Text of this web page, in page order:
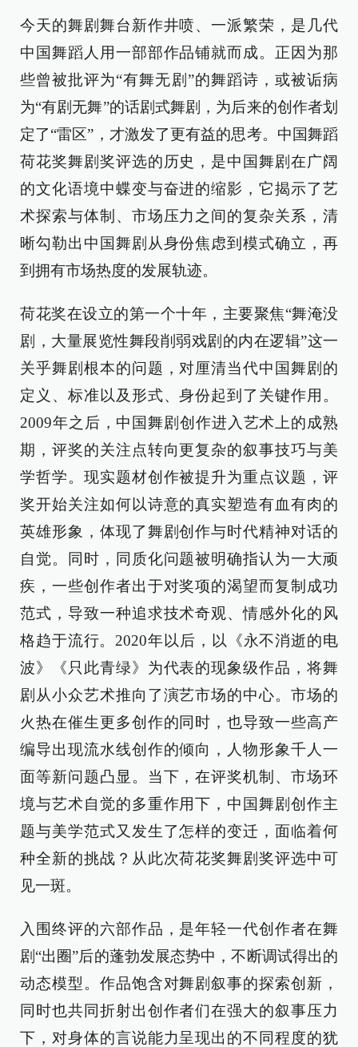
今天的舞剧舞台新作井喷、一派繁荣，是几代
中国舞蹈人用一部部作品铺就而成。正因为那
些曾被批评为“有舞无剧”的舞蹈诗，或被诟病
为“有剧无舞”的话剧式舞剧，为后来的创作者划
定了“雷区”，才激发了更有益的思考。中国舞蹈
荷花奖舞剧奖评选的历史，是中国舞剧在广阔
的文化语境中蝶变与奋进的缩影，它揭示了艺
术探索与体制、市场压力之间的复杂关系，清
晰勾勒出中国舞剧从身份焦虑到模式确立，再
到拥有市场热度的发展轨迹。
荷花奖在设立的第一个十年，主要聚焦“舞淹没
剧，大量展览性舞段削弱戏剧的内在逻辑”这一
关乎舞剧根本的问题，对厘清当代中国舞剧的
定义、标准以及形式、身份起到了关键作用。
2009年之后，中国舞剧创作进入艺术上的成熟
期，评奖的关注点转向更复杂的叙事技巧与美
学哲学。现实题材创作被提升为重点议题，评
奖开始关注如何以诗意的真实塑造有血有肉的
英雄形象，体现了舞剧创作与时代精神对话的
自觉。同时，同质化问题被明确指认为一大顽
疾，一些创作者出于对奖项的渴望而复制成功
范式，导致一种追求技术奇观、情感外化的风
格趋于流行。2020年以后，以《永不消逝的电
波》《只此青绿》为代表的现象级作品，将舞
剧从小众艺术推向了演艺市场的中心。市场的
火热在催生更多创作的同时，也导致一些高产
编导出现流水线创作的倾向，人物形象千人一
面等新问题凸显。当下，在评奖机制、市场环
境与艺术自觉的多重作用下，中国舞剧创作主
题与美学范式又发生了怎样的变迁，面临着何
种全新的挑战？从此次荷花奖舞剧奖评选中可
见一斑。
入围终评的六部作品，是年轻一代创作者在舞
剧“出圈”后的蓬勃发展态势中，不断调试得出的
动态模型。作品饱含对舞剧叙事的探索创新，
同时也共同折射出创作者们在强大的叙事压力
下，对身体的言说能力呈现出的不同程度的犹